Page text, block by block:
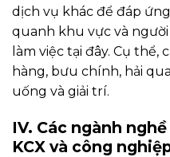
dịch vụ khác để đáp
quanh khu vực và
làm việc tại đây. Cụ thể,
hàng, bưu chính, hải
uống và giải trí.
IV. Các ngành
KCX và công